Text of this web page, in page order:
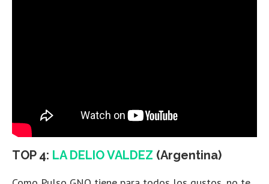
TOP 4: LA DELIO VALDEZ (Argentina)